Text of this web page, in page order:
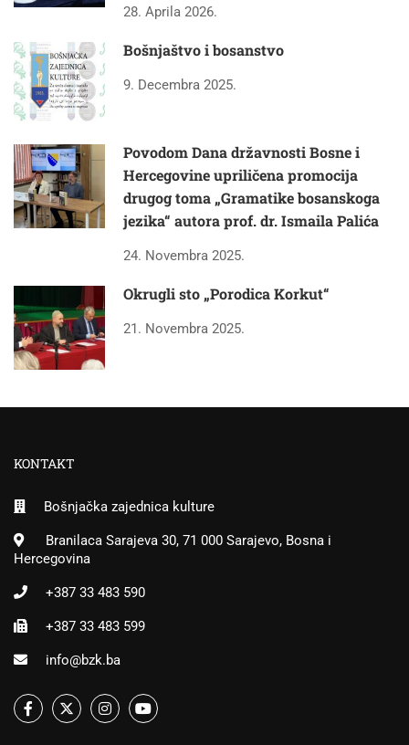
28. Aprila 2026.
Bošnjaštvo i bosanstvo
9. Decembra 2025.
Povodom Dana državnosti Bosne i
Hercegovine upriličena promocija
drugog toma „Gramatike bosanskoga
jezika“ autora prof. dr. Ismaila Palića
24. Novembra 2025.
Okrugli sto „Porodica Korkut“
21. Novembra 2025.
KONTAKT
Bošnjačka zajednica kulture
Branilaca Sarajeva 30, 71 000 Sarajevo, Bosna i
Hercegovina
+387 33 483 590
+387 33 483 599
info@bzk.ba